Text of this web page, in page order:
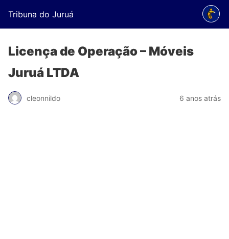
Tribuna do Juruá
Licença de Operação – Móveis
Juruá LTDA
cleonnildo 6 anos atrás